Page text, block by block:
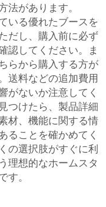
法があります。
いる優れたブースを
だし、購入前に必ず
認してください。ま
らから購入する方が
送料などの追加費用
がないか注意してく
つけたら、製品詳細
材、機能に関する情
ることを確かめてく
の選択肢がすぐに利
理想的なホームスタ
す。